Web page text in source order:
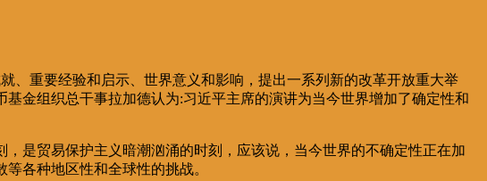
、重要经验和启示、世界意义和影响，提出一系列新的改革开放重大举
金组织总干事拉加德认为:习近平主席的演讲为当今世界增加了确定性和
是贸易保护主义暗潮汹涌的时刻，应该说，当今世界的不确定性正在加
各种地区性和全球性的挑战。